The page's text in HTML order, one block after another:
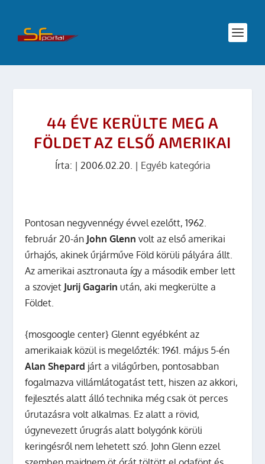
44 ÉVE KERÜLTE MEG A
FÖLDET AZ ELSŐ AMERIKAI
Írta: | 2006.02.20. | Egyéb kategória
Pontosan negyvennégy évvel ezelőtt, 1962.
február 20-án John Glenn volt az első amerikai
űrhajós, akinek űrjárműve Föld körüli pályára állt.
Az amerikai asztronauta így a második ember lett
a szovjet Jurij Gagarin után, aki megkerülte a
Földet.
{mosgoogle center} Glennt egyébként az
amerikaiak közül is megelőzték: 1961. május 5-én
Alan Shepard járt a világűrben, pontosabban
fogalmazva villámlátogatást tett, hiszen az akkori,
fejlesztés alatt álló technika még csak öt perces
űrutazásra volt alkalmas. Ez alatt a rövid,
úgynevezett űrugrás alatt bolygónk körüli
keringésről nem lehetett szó. John Glenn ezzel